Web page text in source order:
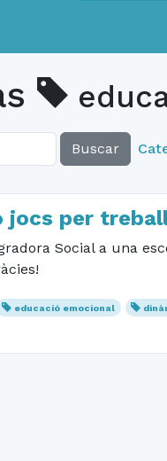
Buscar
jocs per
Social a una
educació emocional